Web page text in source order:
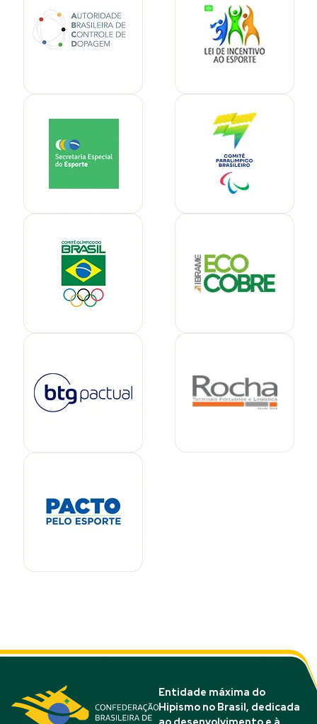
Entidade máxima do
Hipismo no Brasil, dedicada